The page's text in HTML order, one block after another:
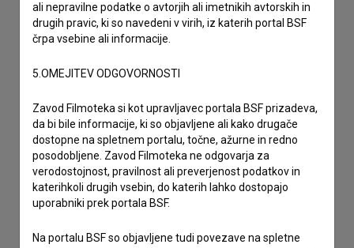
Sprejemamsplošne pogojein dajemsoglasje
zbiranje, hrambo in obdelavo osebnih podatkov.
ali nepravilne podatke o avtorjih ali imetnikih avtorskih in
drugih pravic, ki so navedeni v virih, iz katerih portal BSF
črpa vsebine ali informacije.
5.OMEJITEV ODGOVORNOSTI
Zavod Filmoteka si kot upravljavec portala BSF prizadeva,
da bi bile informacije, ki so objavljene ali kako drugače
dostopne na spletnem portalu, točne, ažurne in redno
posodobljene. Zavod Filmoteka ne odgovarja za
verodostojnost, pravilnost ali preverjenost podatkov in
katerihkoli drugih vsebin, do katerih lahko dostopajo
uporabniki prek portala BSF.
Na portalu BSF so objavljene tudi povezave na spletne